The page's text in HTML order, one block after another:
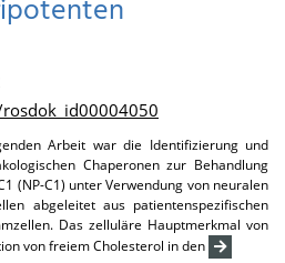
Arbeit war die Identifizierung und
Chaperonen zur Behandlung
(NP-C1) unter Verwendung von neuralen
abgeleitet aus patientenspezifischen
Das zelluläre Hauptmerkmal von
von freiem Cholesterol in den